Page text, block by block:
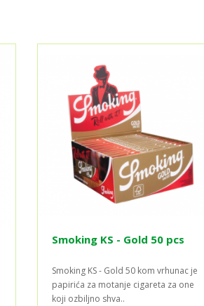
Smoking KS - Gold 50 pcs
Smoking KS - Gold 50 kom vrhunac je
papirića za motanje cigareta za one
koji ozbiljno shva..